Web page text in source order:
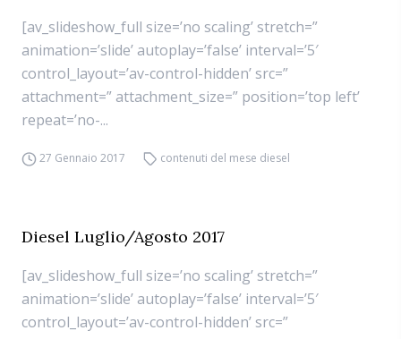
[av_slideshow_full size=’no scaling’ stretch=”
animation=’slide’ autoplay=’false’ interval=’5′
control_layout=’av-control-hidden’ src=”
attachment=” attachment_size=” position=’top left’
repeat=’no-...
27 Gennaio 2017 contenuti del mese diesel
Diesel Luglio/Agosto 2017
[av_slideshow_full size=’no scaling’ stretch=”
animation=’slide’ autoplay=’false’ interval=’5′
control_layout=’av-control-hidden’ src=”